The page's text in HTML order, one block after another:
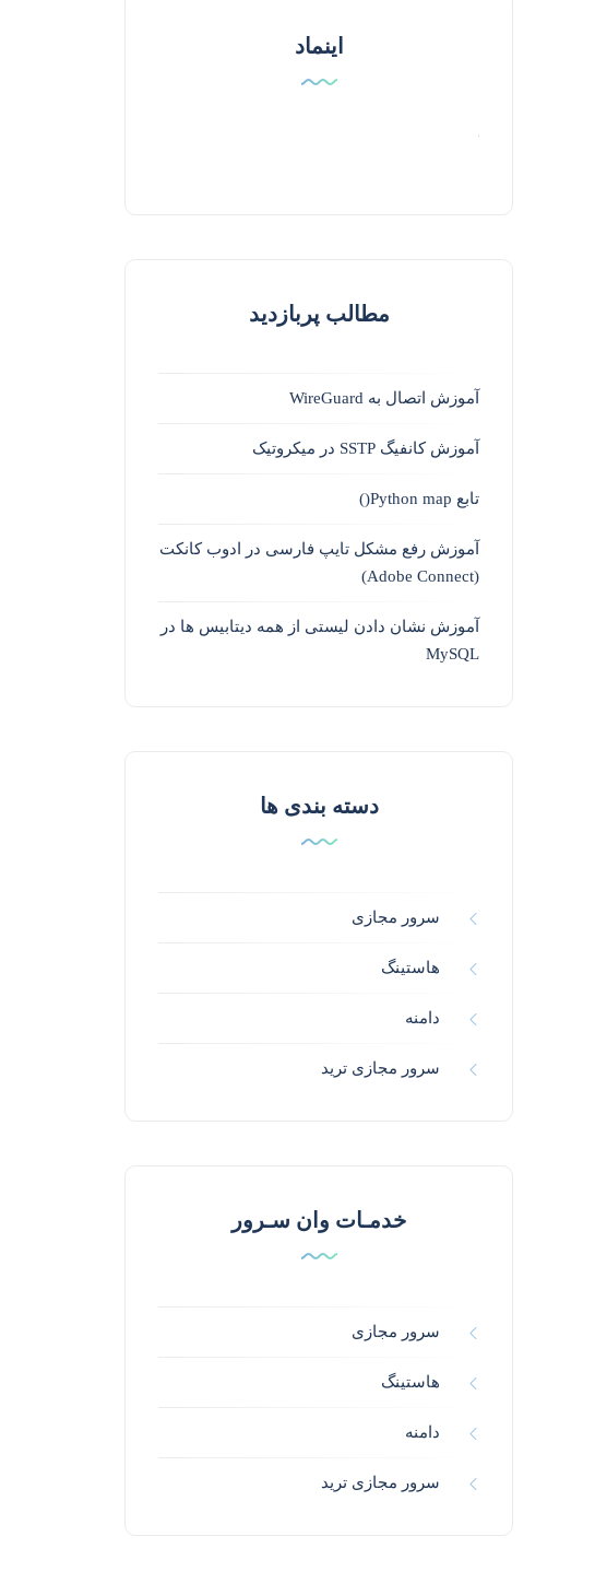
اینماد
مطالب پربازدید
آموزش اتصال به WireGuard
آموزش کانفیگ SSTP در میکروتیک
تابع Python map()
آموزش رفع مشکل تایپ فارسی در ادوب کانکت
(Adobe Connect)
آموزش نشان دادن لیستی از همه دیتابیس ها در
MySQL
دسته بندی ها
سرور مجازی
هاستینگ
دامنه
سرور مجازی ترید
خدمـات وان سـرور
سرور مجازی
هاستینگ
دامنه
سرور مجازی ترید